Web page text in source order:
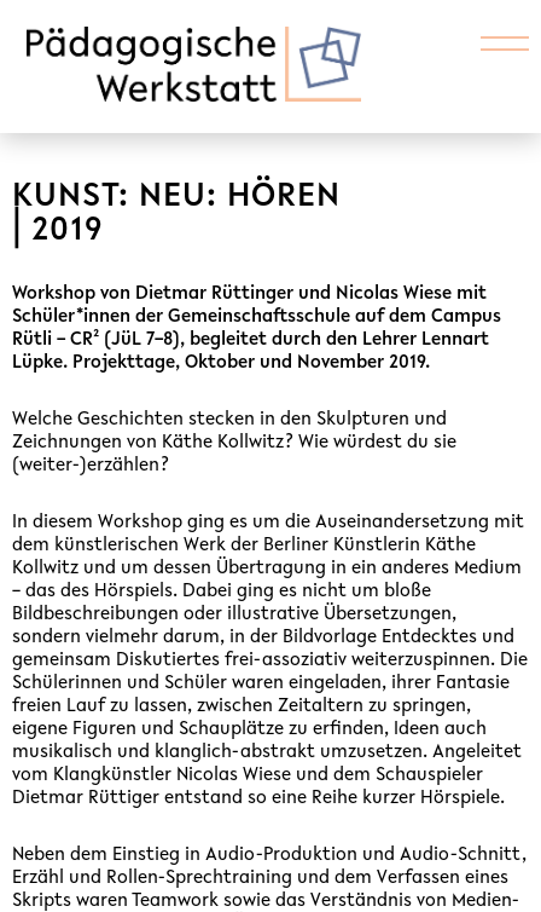
KUNST: NEU: HÖREN
⎜2019
Workshop von Dietmar Rüttinger und Nicolas Wiese mit
Schüler*innen der Gemeinschaftsschule auf dem Campus
Rütli – CR² (JüL 7–8), begleitet durch den Lehrer Lennart
Lüpke. Projekttage, Oktober und November 2019.
Welche Geschichten stecken in den Skulpturen und
Zeichnungen von Käthe Kollwitz? Wie würdest du sie
(weiter-)erzählen?
In diesem Workshop ging es um die Auseinandersetzung mit
dem künstlerischen Werk der Berliner Künstlerin Käthe
Kollwitz und um dessen Übertragung in ein anderes Medium
– das des Hörspiels. Dabei ging es nicht um bloße
Bildbeschreibungen oder illustrative Übersetzungen,
sondern vielmehr darum, in der Bildvorlage Entdecktes und
gemeinsam Diskutiertes frei-assoziativ weiterzuspinnen. Die
Schülerinnen und Schüler waren eingeladen, ihrer Fantasie
freien Lauf zu lassen, zwischen Zeitaltern zu springen,
eigene Figuren und Schauplätze zu erfinden, Ideen auch
musikalisch und klanglich-abstrakt umzusetzen. Angeleitet
vom Klangkünstler Nicolas Wiese und dem Schauspieler
Dietmar Rüttiger entstand so eine Reihe kurzer Hörspiele.
Neben dem Einstieg in Audio-Produktion und Audio-Schnitt,
Erzähl und Rollen-Sprechtraining und dem Verfassen eines
Skripts waren Teamwork sowie das Verständnis von Medien-